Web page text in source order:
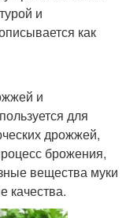
и
как
и
для
дрожжей,
брожения,
вещества муки
качества.